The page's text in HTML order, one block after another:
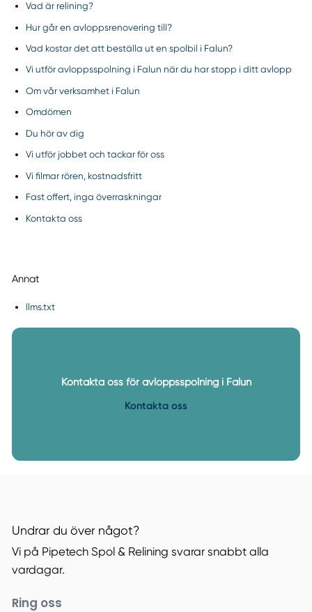
Vad är relining?
Hur går en avloppsrenovering till?
Vad kostar det att beställa ut en spolbil i Falun?
Vi utför avloppsspolning i Falun när du har stopp i ditt avlopp
Om vår verksamhet i Falun
Omdömen
Du hör av dig
Vi utför jobbet och tackar för oss
Vi filmar rören, kostnadsfritt
Fast offert, inga överraskningar
Kontakta oss
Annat
llms.txt
Kontakta oss för avloppsspolning i Falun
Kontakta oss
Undrar du över något?
Vi på Pipetech Spol & Relining svarar snabbt alla
vardagar.
Ring oss